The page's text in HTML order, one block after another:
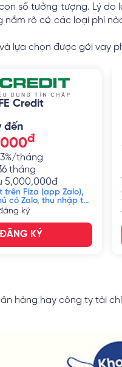
số tưởng tượng. Lý do
rõ có các loại phí
lựa chọn được gói vay
Credit
đến
đ
tháng
tháng
5,000,000đ
trên Fiza (app Zalo),
có Zalo, thu nhập từ
CCCD
ký
ĐĂNG KÝ
hàng hay công ty tài